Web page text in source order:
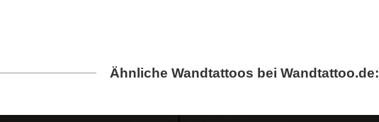
Ähnliche Wandtattoos bei Wandtattoo.de: